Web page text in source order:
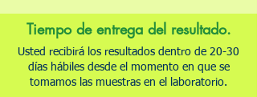
Tiempo de entrega del resultado.
Usted recibirá los resultados dentro de 20-30
días hábiles desde el momento en que se
tomamos las muestras en el laboratorio.